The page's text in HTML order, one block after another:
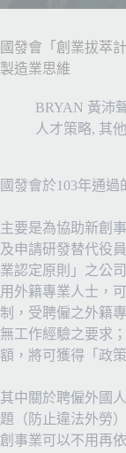
國發會「創業拔萃
製造業思維
BRYAN 黃沛
人才策略, 其他
國發會於103年通過
主要是為協助新創
及申請研發替代役
業認定原則」之公
用外籍專業人士，
制，受聘僱之外籍
無工作經驗之要求
額，將可獲得「政
其中關於聘僱外國
題（防止違法外勞
創事業可以不用再